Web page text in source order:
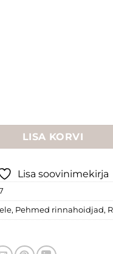
pehme rinnahoidja
LISA KORVI
Lisa soovinimekirja
, Pehmed rinnahoidjad,